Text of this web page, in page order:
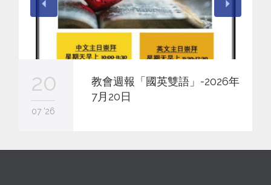
20
07 '26
教會週報「國英雙語」-2026年
7月20日